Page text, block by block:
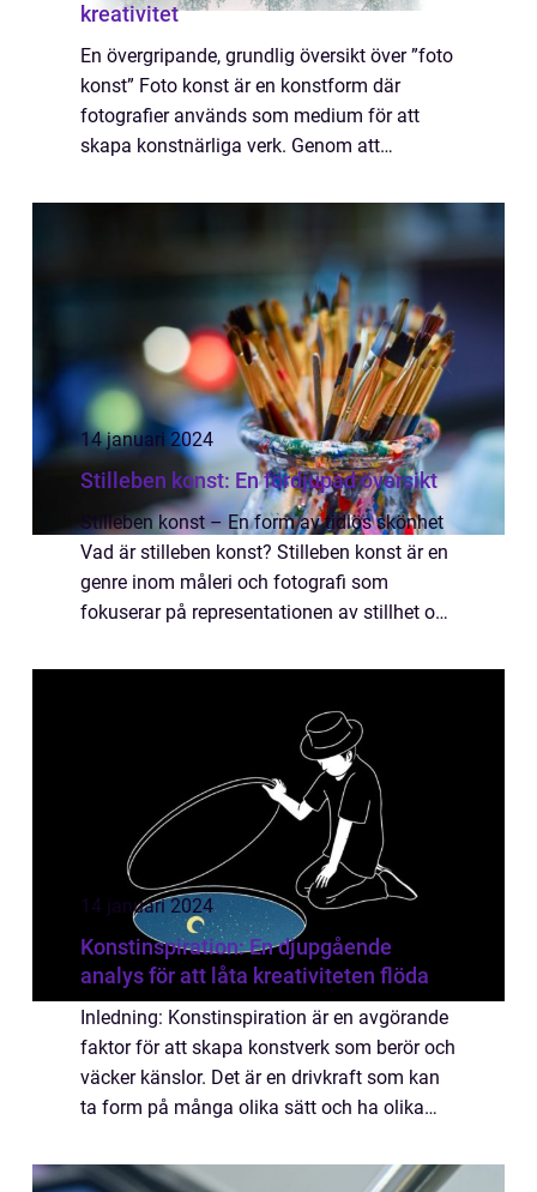
kreativitet
En övergripande, grundlig översikt över ”foto
konst” Foto konst är en konstform där
fotografier används som medium för att
skapa konstnärliga verk. Genom att
konstnärer förvandla vanliga bilder til...
14 januari 2024
Stilleben konst: En fördjupad översikt
Stilleben konst – En form av tidlös skönhet
Vad är stilleben konst? Stilleben konst är en
genre inom måleri och fotografi som
fokuserar på representationen av stillhet och
konstnären arrangerar och gestaltar...
14 januari 2024
Konstinspiration: En djupgående
analys för att låta kreativiteten flöda
Inledning: Konstinspiration är en avgörande
faktor för att skapa konstverk som berör och
väcker känslor. Det är en drivkraft som kan
ta form på många olika sätt och ha olika
och preferenser. I den här arti...